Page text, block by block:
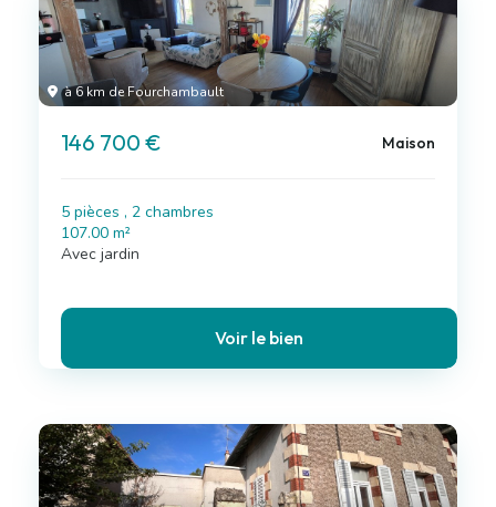
à 6 km de Fourchambault
146 700 € Maison
5 pièces , 2 chambres
107.00 m²
Avec jardin
Voir le bien